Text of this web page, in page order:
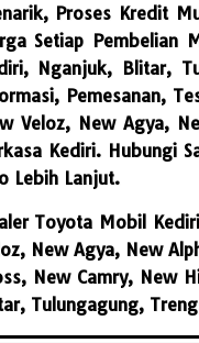
Proses Kredit
Setiap Pembelian
Nganjuk, Blitar,
Pemesanan,
Veloz, New Agya,
Kediri. Hubungi
Lebih Lanjut.
Toyota Mobil
New Agya, New
New Camry, New
Tulungagung,